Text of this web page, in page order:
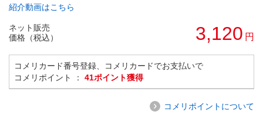
紹介動画はこちら
ネット販売
価格（税込）
3,120 円
コメリカード番号登録、コメリカードでお支払いで
コメリポイント ： 41ポイント獲得
コメリポイントについて